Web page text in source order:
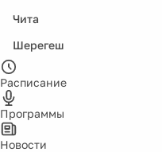
Чита
Шерегеш
Расписание
Программы
Новости